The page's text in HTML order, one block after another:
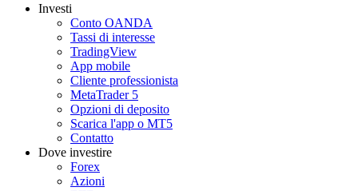
Investi
Conto OANDA
Tassi di interesse
TradingView
App mobile
Cliente professionista
MetaTrader 5
Opzioni di deposito
Scarica l'app o MT5
Contatto
Dove investire
Forex
Azioni